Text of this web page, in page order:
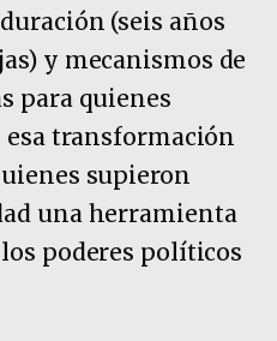
(seis años
y mecanismos de
para quienes
esa transformación
supieron
una herramienta
poderes políticos